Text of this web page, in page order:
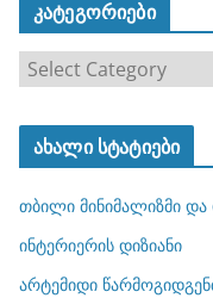
კატეგორიები
ტ
ო
რ
ახალი სტატიები
თბილი მინიმალიზმი და
ინტერიერის დიზიანი
არტემიდი